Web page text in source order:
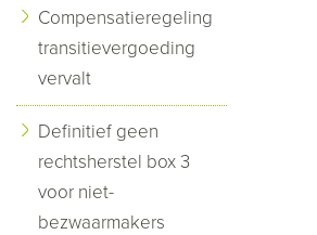
Compensatieregeling
transitievergoeding
vervalt
Definitief geen
rechtsherstel box 3
voor niet-
bezwaarmakers